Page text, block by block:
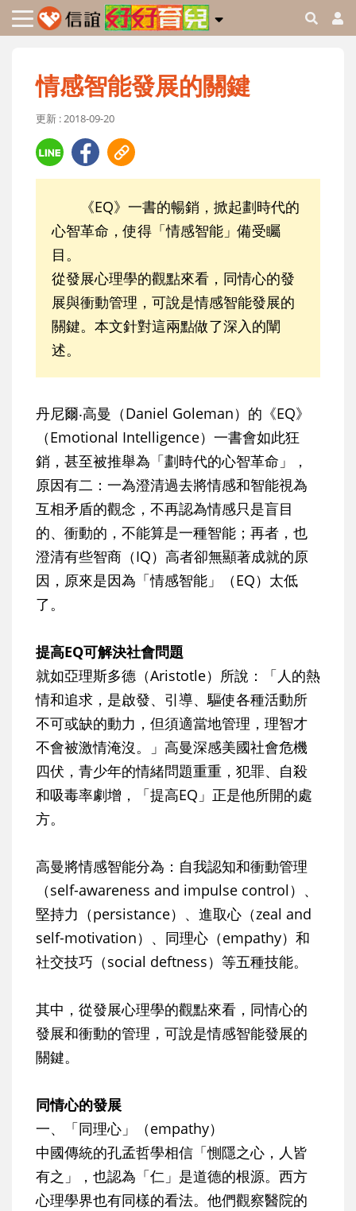
情感智能發展的關鍵
更新 : 2018-09-20
《EQ》一書的暢銷，掀起劃時代的
心智革命，使得「情感智能」備受矚
目。
從發展心理學的觀點來看，同情心的發
展與衝動管理，可說是情感智能發展的
關鍵。本文針對這兩點做了深入的闡
述。
丹尼爾‧高曼（Daniel Goleman）的《EQ》
（Emotional Intelligence）一書會如此狂
銷，甚至被推舉為「劃時代的心智革命」，
原因有二：一為澄清過去將情感和智能視為
互相矛盾的觀念，不再認為情感只是盲目
的、衝動的，不能算是一種智能；再者，也
澄清有些智商（IQ）高者卻無顯著成就的原
因，原來是因為「情感智能」（EQ）太低
了。
提高EQ可解決社會問題
就如亞理斯多德（Aristotle）所說：「人的熱
情和追求，是啟發、引導、驅使各種活動所
不可或缺的動力，但須適當地管理，理智才
不會被激情淹沒。」高曼深感美國社會危機
四伏，青少年的情緒問題重重，犯罪、自殺
和吸毒率劇增，「提高EQ」正是他所開的處
方。
高曼將情感智能分為：自我認知和衝動管理
（self-awareness and impulse control）、
堅持力（persistance）、進取心（zeal and
self-motivation）、同理心（empathy）和
社交技巧（social deftness）等五種技能。
其中，從發展心理學的觀點來看，同情心的
發展和衝動的管理，可說是情感智能發展的
關鍵。
同情心的發展
一、「同理心」（empathy）
中國傳統的孔孟哲學相信「惻隱之心，人皆
有之」，也認為「仁」是道德的根源。西方
心理學界也有同樣的看法。他們觀察醫院的